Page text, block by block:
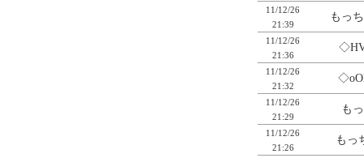
11/12/26
21:39
もっ
11/12/26
21:36
11/12/26
21:32
11/12/26
21:29
も
11/12/26
21:26
もっ